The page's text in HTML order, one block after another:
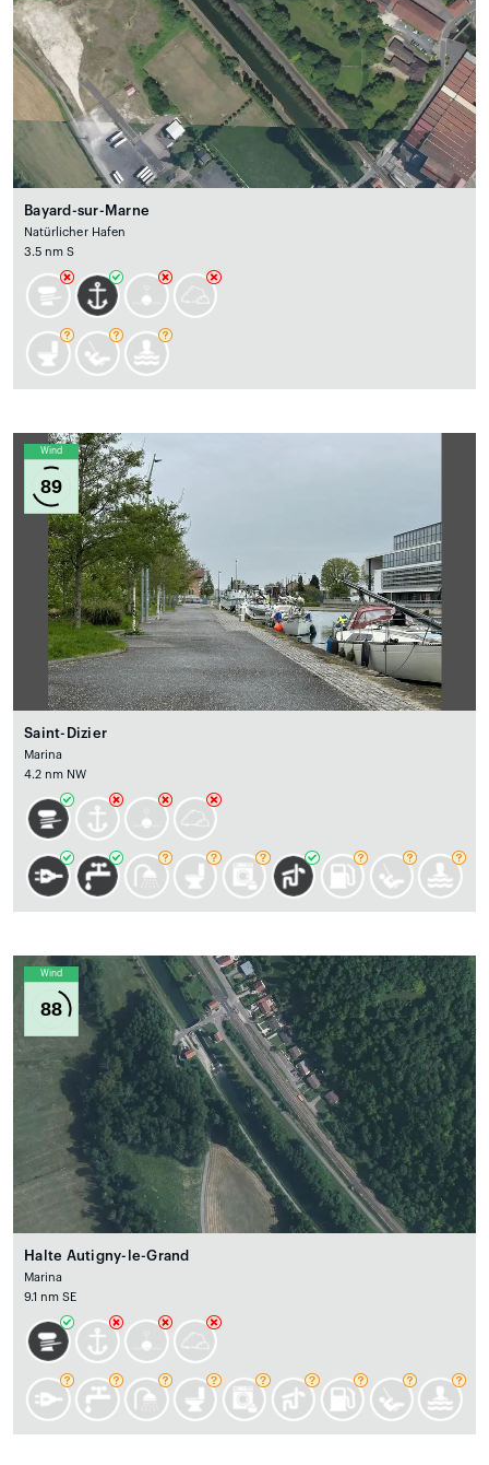
Bayard-sur-Marne
Natürlicher Hafen
3.5 nm S
Wind
89
Saint-Dizier
Marina
4.2 nm NW
Wind
88
Halte Autigny-le-Grand
Marina
9.1 nm SE